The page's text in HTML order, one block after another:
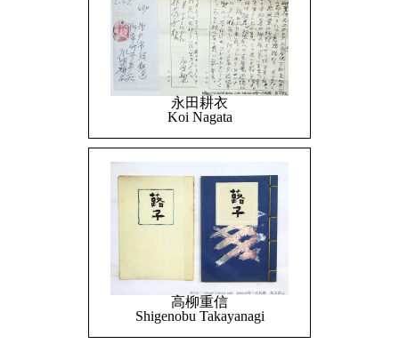
永田耕衣
Koi Nagata
高柳重信
Shigenobu Takayanagi